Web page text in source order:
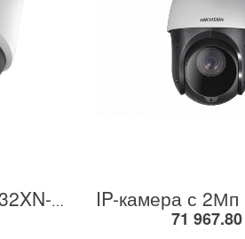
Tiandy-IPEYE-TC-32XN-PVZ 2Мп купольная «турель» IP камера с фиксированным объективом, серия SPARK со встроенным агентом IPEYE для ПВЗ
71